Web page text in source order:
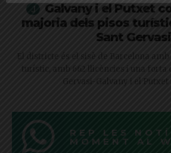
Galvany i el Putxet
majoria dels pisos
Sant Gervasi
El districte és el sisè de Barcelona
turístic, amb 662 llicències i una forta
Gervasi-Galvany i el Putxet
REP LES
MOMENT AL